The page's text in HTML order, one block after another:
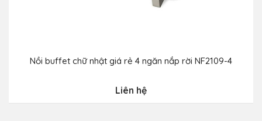
Nồi buffet chữ nhật giá rẻ 4 ngăn nắp rời NF2109-4
Liên hệ